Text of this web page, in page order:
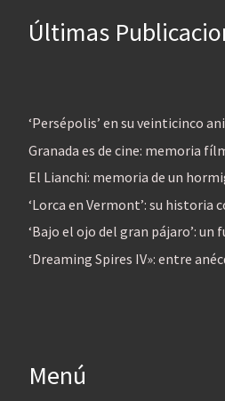
Últimas
‘Persépolis’ en su veinticinco
Granada es de cine: memoria
El Lianchi: memoria de un
‘Lorca en Vermont’: su historia
‘Bajo el ojo del gran pájaro’:
‘Dreaming Spires IV»: entre
Menú